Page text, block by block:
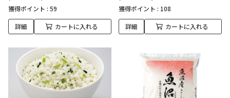
獲得ポイント : 59
詳細 カートに入れる
獲得ポイント : 108
詳細 カートに入れる